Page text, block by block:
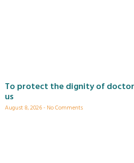
To protect the dignity of
us
August 8, 2026 No Comments